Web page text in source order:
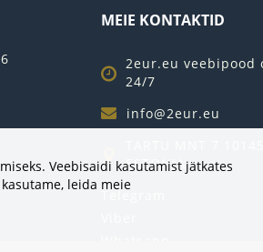
MEIE KONTAKTID
2eur.eu veebipood
24/7
info@2eur.eu
TARTU MNT 7
ESTONIA
Telegram
Veebisaidi kasutamist jätkates
leida meie